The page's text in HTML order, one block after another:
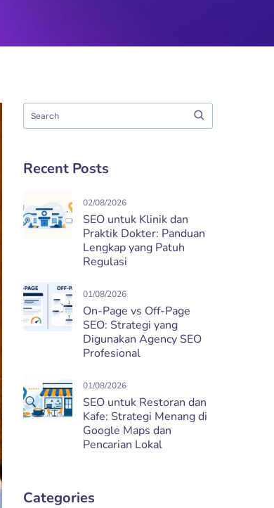
Recent Posts
02/08/2026
SEO untuk Klinik dan
Praktik Dokter: Panduan
Lengkap yang Patuh
Regulasi
01/08/2026
On-Page vs Off-Page
SEO: Strategi yang
Digunakan Agency SEO
Profesional
01/08/2026
SEO untuk Restoran dan
Kafe: Strategi Menang di
Google Maps dan
Pencarian Lokal
Categories